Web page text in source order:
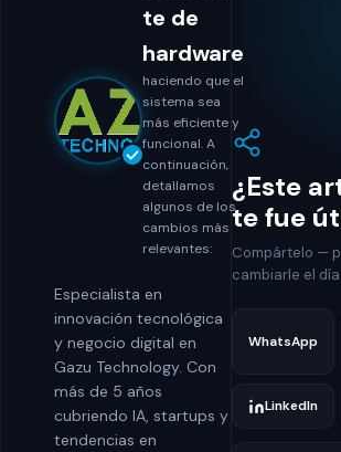
te de
hardware
haciendo que el
sistema sea
más eficiente y
funcional. A
continuación,
detallamos
algunos de los
cambios más
relevantes:
Especialista en
innovación tecnológica
y negocio digital en
Gazu Technology. Con
más de 5 años
cubriendo IA, startups y
tendencias en
¿Este
te fue
Compártelo —
cambiarle el
WhatsApp
LinkedIn